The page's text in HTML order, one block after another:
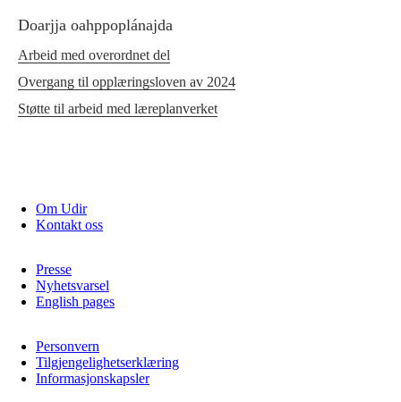
Doarjja oahppoplánajda
Arbeid med overordnet del
Overgang til opplæringsloven av 2024
Støtte til arbeid med læreplanverket
Om Udir
Kontakt oss
Presse
Nyhetsvarsel
English pages
Personvern
Tilgjengelighetserklæring
Informasjonskapsler